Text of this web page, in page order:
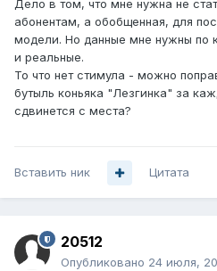
Дело в том, что мне нужна не
абонентам, а обобщенная, для
модели. Но данные мне нужны по
и реальные.
То что нет стимула - можно
бутыль коньяка "Лезгинка" за
сдвинется с места?
Вставить ник Цитата
20512
Опубликовано 24 июля,